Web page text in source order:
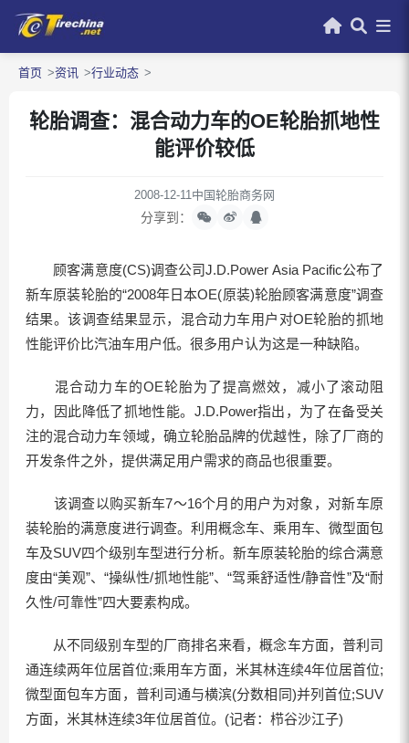
首页 资讯 行业动态
轮胎调查：混合动力车的OE轮胎抓地性
能评价较低
2008-12-11中国轮胎商务网
分享到：
顾客满意度(CS)调查公司J.D.Power Asia Pacific公布了
新车原装轮胎的“2008年日本OE(原装)轮胎顾客满意度”调查
结果。该调查结果显示，混合动力车用户对OE轮胎的抓地
性能评价比汽油车用户低。很多用户认为这是一种缺陷。
混合动力车的OE轮胎为了提高燃效，减小了滚动阻
力，因此降低了抓地性能。J.D.Power指出，为了在备受关
注的混合动力车领域，确立轮胎品牌的优越性，除了厂商的
开发条件之外，提供满足用户需求的商品也很重要。
该调查以购买新车7～16个月的用户为对象，对新车原
装轮胎的满意度进行调查。利用概念车、乘用车、微型面包
车及SUV四个级别车型进行分析。新车原装轮胎的综合满意
度由“美观”、“操纵性/抓地性能”、“驾乘舒适性/静音性”及“耐
久性/可靠性”四大要素构成。
从不同级别车型的厂商排名来看，概念车方面，普利司
通连续两年位居首位;乘用车方面，米其林连续4年位居首位;
微型面包车方面，普利司通与横滨(分数相同)并列首位;SUV
方面，米其林连续3年位居首位。(记者：栉谷沙江子)